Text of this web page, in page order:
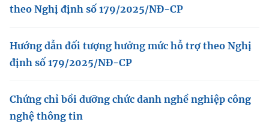
theo Nghị định số 179/2025/NĐ-CP
Hướng dẫn đối tượng hưởng mức hỗ trợ theo Nghị
định số 179/2025/NĐ-CP
Chứng chỉ bồi dưỡng chức danh nghề nghiệp công
nghệ thông tin